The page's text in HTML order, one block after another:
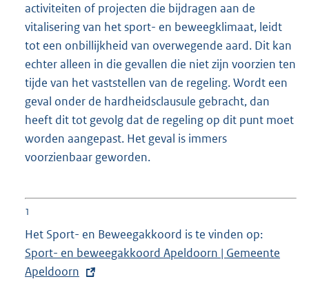
activiteiten of projecten die bijdragen aan de
vitalisering van het sport- en beweegklimaat, leidt
tot een onbillijkheid van overwegende aard. Dit kan
echter alleen in die gevallen die niet zijn voorzien ten
tijde van het vaststellen van de regeling. Wordt een
geval onder de hardheidsclausule gebracht, dan
heeft dit tot gevolg dat de regeling op dit punt moet
worden aangepast. Het geval is immers
voorzienbaar geworden.
1
Het Sport- en Beweegakkoord is te vinden op:
x
Sport- en beweegakkoord Apeldoorn | Gemeente
Apeldoorn